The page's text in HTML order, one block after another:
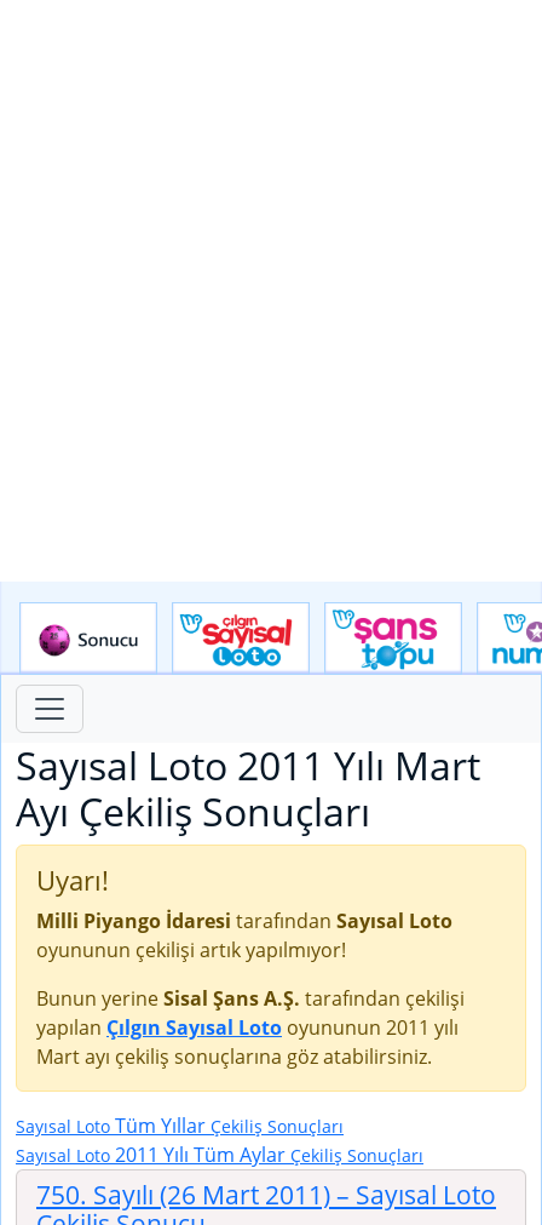
Sayısal Loto 2011 Yılı Mart
Ayı Çekiliş Sonuçları
Uyarı!
Milli Piyango İdaresi tarafından Sayısal Loto
oyununun çekilişi artık yapılmıyor!
Bunun yerineSisal Şans A.Ş. tarafından çekilişi
yapılan Çılgın Sayısal Loto oyununun 2011 yılı
Mart ayı çekiliş sonuçlarına göz atabilirsiniz.
Sayısal Loto Tüm Yıllar Çekiliş Sonuçları
Sayısal Loto 2011 Yılı Tüm Aylar Çekiliş Sonuçları
750. Sayılı (26 Mart 2011)– Sayısal Loto